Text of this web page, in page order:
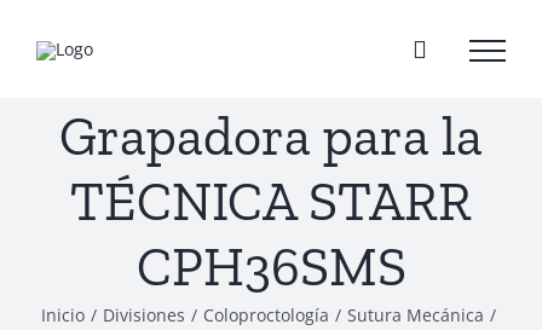
Grapadora para la
TÉCNICA STARR
CPH36SMS
Inicio / Divisiones / Coloproctología / Sutura Mecánica /